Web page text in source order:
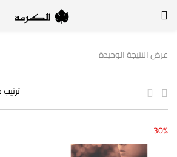
لتسجيل الدخول, أدخل اسم المستخدم وكلمة السر
عرض النتيجة الوحيدة
30%